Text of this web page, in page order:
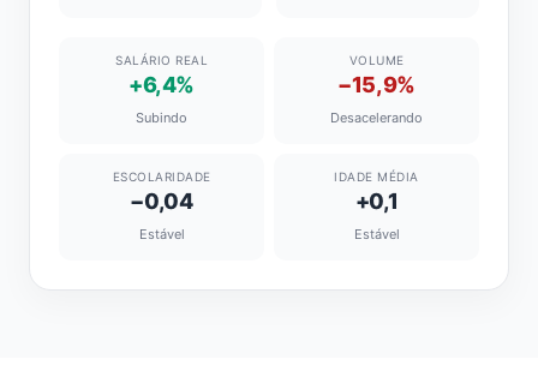
SALÁRIO REAL
+6,4%
Subindo
VOLUME
−15,9%
Desacelerando
ESCOLARIDADE
−0,04
Estável
IDADE MÉDIA
+0,1
Estável